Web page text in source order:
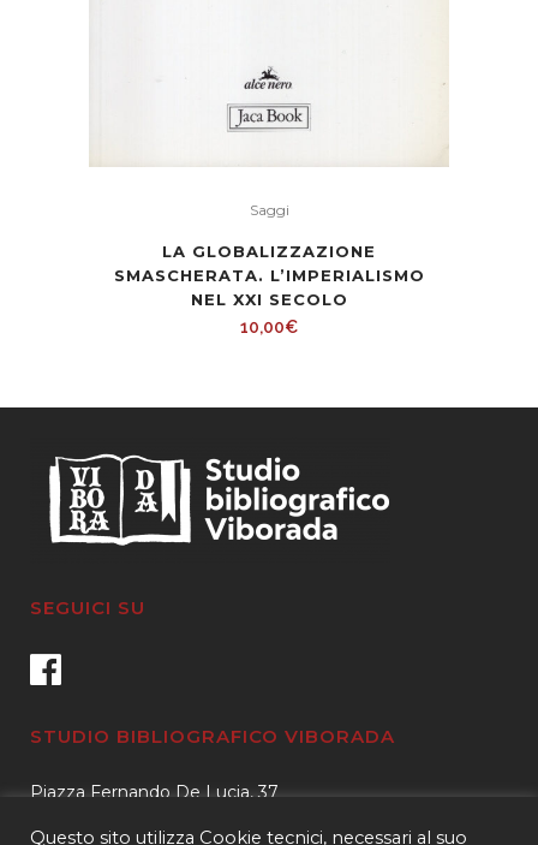
Saggi
LA GLOBALIZZAZIONE
SMASCHERATA. L’IMPERIALISMO
NEL XXI SECOLO
10,00€
SEGUICI SU
STUDIO BIBLIOGRAFICO VIBORADA
Piazza Fernando De Lucia, 37
Questo sito utilizza Cookie tecnici, necessari al suo